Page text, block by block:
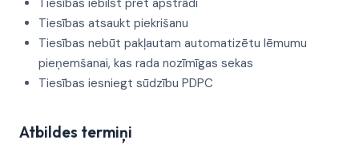
Tiesības iebilst pret apstrādi
Tiesības atsaukt piekrišanu
Tiesības nebūt pakļautam automatizētu lēmumu
pieņemšanai, kas rada nozīmīgas sekas
Tiesības iesniegt sūdzību PDPC
Atbildes termiņi